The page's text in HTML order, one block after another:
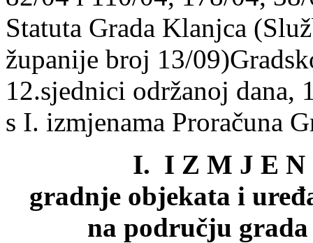
Statuta Grada Klanjca
županije broj 13/
12.sjednici održanoj dana,
s I. izmjenama Proračuna
I. I Z M J E N
gradnje objekata i
na području